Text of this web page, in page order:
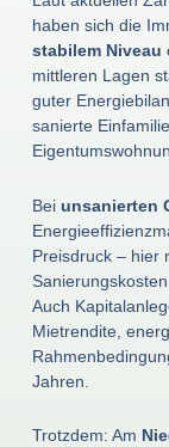
haben sich die
stabilem Niveau
mittleren Lagen
guter
sanierte
Bei unsanierten
Preisdruck – hier
Auch
Mietrendite,
Jahren.
Trotzdem: Am